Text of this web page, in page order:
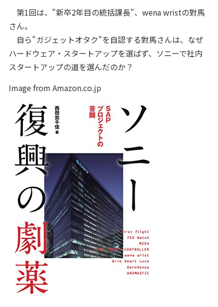
第1回は、"新卒2年目の統括課長"、wena wristの對馬
さん。
自ら"ガジェットオタク"を自認する對馬さんは、なぜ
ハードウェア・スタートアップを選ばず、ソニーで社内
スタートアップの道を選んだのか？
Image from Amazon.co.jp